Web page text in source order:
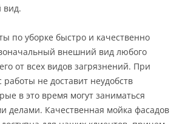
вид.
по уборке быстро и качественно
внешний вид любого
от всех видов загрязнений. При
не доставит неудобств
в это время могут заниматься
делами. Качественная мойка фасадов